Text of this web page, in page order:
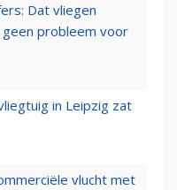
Dat vliegen
probleem voor
in Leipzig zat
vlucht met